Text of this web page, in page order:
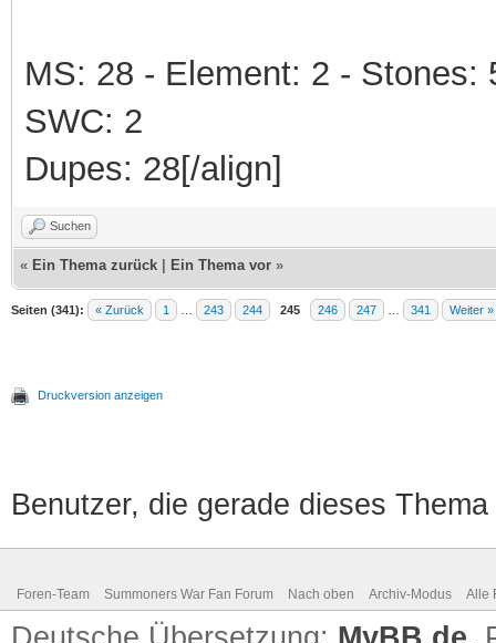
MS: 28 - Element: 2 -
SWC: 2
Dupes: 28[/align]
Suchen
« Ein Thema zurück Ein Thema vor »
Seiten (341): « Zurück 1 243 244 245 246 247 341 Weiter »
Druckversion anzeigen
Benutzer, die gerade dieses
Foren-Team Summoners War Fan Forum Nach oben Archiv-Modus Alle